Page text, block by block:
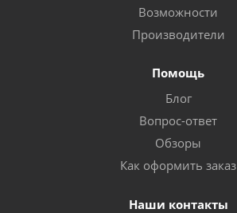
Возможности
Производители
Помощь
Блог
Вопрос-ответ
Обзоры
Как оформить заказ
Наши контакты